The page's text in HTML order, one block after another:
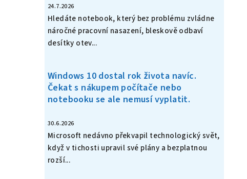
24.7.2026
Hledáte notebook, který bez problému zvládne
náročné pracovní nasazení, bleskově odbaví
desítky otev...
Windows 10 dostal rok života navíc.
Čekat s nákupem počítače nebo
notebooku se ale nemusí vyplatit.
30.6.2026
Microsoft nedávno překvapil technologický svět,
když v tichosti upravil své plány a bezplatnou
rozší...